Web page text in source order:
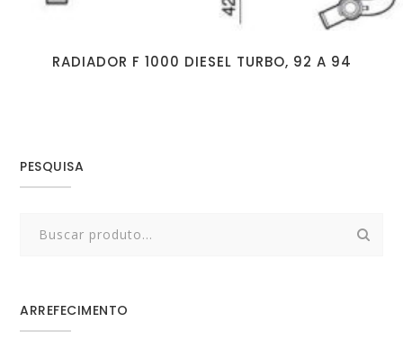
RADIADOR F 1000 DIESEL TURBO, 92 A 94
PESQUISA
ARREFECIMENTO